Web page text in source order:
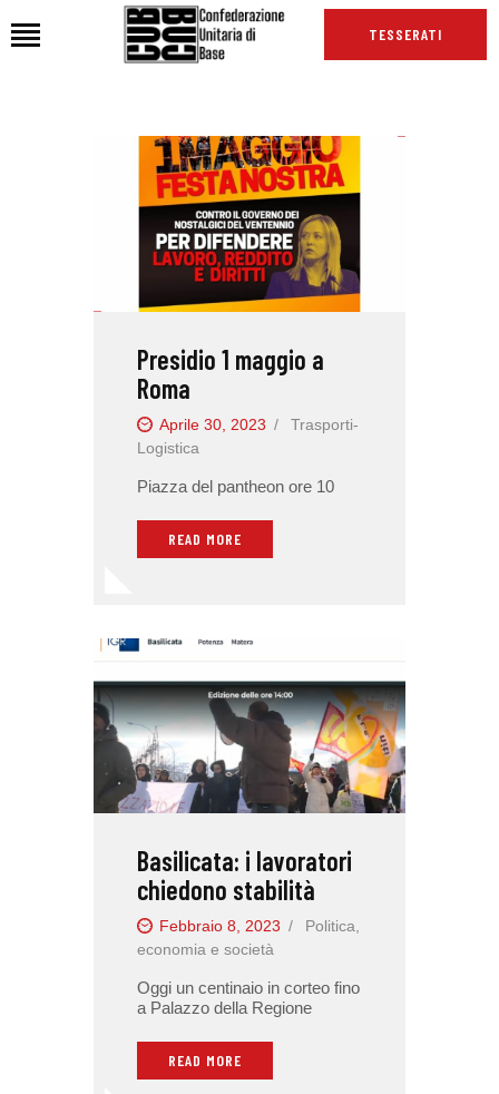
TESSERATI
CHI SIAMO
INTERNAZIONALE
RASSEGNA STAMPA
Presidio 1 maggio a
Roma
Aprile 30, 2023
Trasporti-
Logistica
Piazza del pantheon ore 10
READ MORE
Basilicata: i lavoratori
chiedono stabilità
Febbraio 8, 2023
Politica,
economia e società
Oggi un centinaio in corteo fino
a Palazzo della Regione
READ MORE